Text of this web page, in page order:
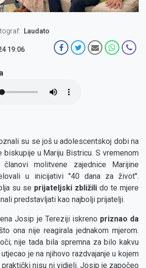
Laudato
19:06
su se još u adolescentskoj dobi na
biskupije u Mariju Bistricu. S vremenom
molitvene zajednice Marijine
u inicijativi ''40 dana za život''.
su se prijateljski zbližili do te mjere
predstavljati kao najbolji prijatelji.
Josip je Tereziji iskreno priznao da
ona nije reagirala jednakom mjerom.
nije tada bila spremna za bilo kakvu
je na njihovo razdvajanje u kojem
nisu ni vidjeli. Josip je započeo